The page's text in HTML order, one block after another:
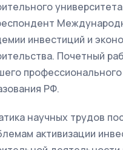
инвестиций и
Почетный
профессионального
РФ.
научных трудов
активизации